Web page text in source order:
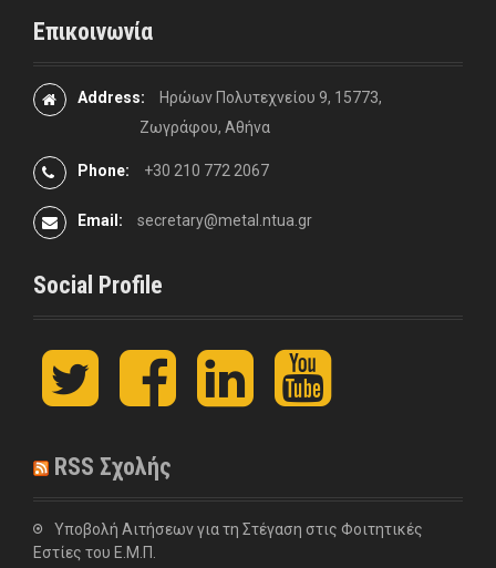
Επικοινωνία
Address:
Ηρώων Πολυτεχνείου 9, 15773,
Ζωγράφου, Αθήνα
Phone: +30 210 772 2067
Email: secretary@metal.ntua.gr
Social Profile
t
i
e
r
F
c
o
L
n
I
y
u
e
RSS Σχολής
Υποβολή Αιτήσεων για τη Στέγαση στις Φοιτητικές
Εστίες του Ε.Μ.Π.